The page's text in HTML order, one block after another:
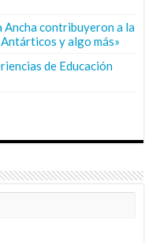
Ancha contribuyeron a la
y algo más»
de Educación